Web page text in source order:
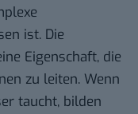
ist. Die
Eigenschaft, die
zu leiten. Wenn
taucht, bilden